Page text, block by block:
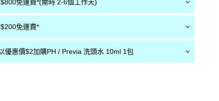
免運費*(需時 2-6個工作天)
免運費*
優惠價$2加購PH / Previa 洗頭水 10ml 1包